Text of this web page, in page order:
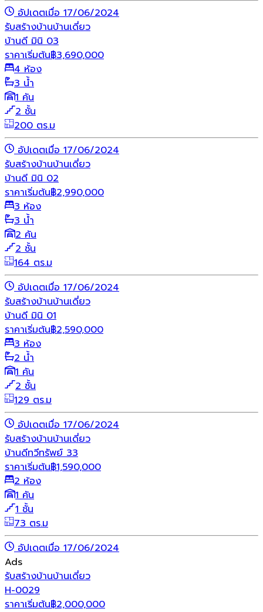
อัปเดตเมื่อ 17/06/2024
รับสร้างบ้านบ้านเดี่ยว
บ้านดี มินิ 03
ราคาเริ่มต้น฿3,690,000
4 ห้อง
3 น้ำ
1 คัน
2 ชั้น
200 ตร.ม
อัปเดตเมื่อ 17/06/2024
รับสร้างบ้านบ้านเดี่ยว
บ้านดี มินิ 02
ราคาเริ่มต้น฿2,990,000
3 ห้อง
3 น้ำ
2 คัน
2 ชั้น
164 ตร.ม
อัปเดตเมื่อ 17/06/2024
รับสร้างบ้านบ้านเดี่ยว
บ้านดี มินิ 01
ราคาเริ่มต้น฿2,590,000
3 ห้อง
2 น้ำ
1 คัน
2 ชั้น
129 ตร.ม
อัปเดตเมื่อ 17/06/2024
รับสร้างบ้านบ้านเดี่ยว
บ้านดีทวีทรัพย์ 33
ราคาเริ่มต้น฿1,590,000
2 ห้อง
1 คัน
1 ชั้น
73 ตร.ม
อัปเดตเมื่อ 17/06/2024
Ads
รับสร้างบ้านบ้านเดี่ยว
H-0029
ราคาเริ่มต้น฿2,000,000